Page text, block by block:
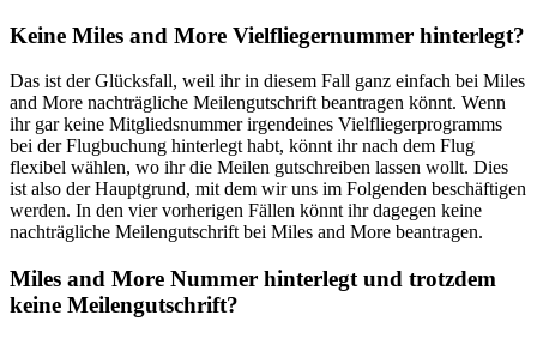
Keine Miles and More Vielfliegernummer hinterlegt?
Das ist der Glücksfall, weil ihr in diesem Fall ganz einfach bei Miles
and More nachträgliche Meilengutschrift beantragen könnt. Wenn
ihr gar keine Mitgliedsnummer irgendeines Vielfliegerprogramms
bei der Flugbuchung hinterlegt habt, könnt ihr nach dem Flug
flexibel wählen, wo ihr die Meilen gutschreiben lassen wollt. Dies
ist also der Hauptgrund, mit dem wir uns im Folgenden beschäftigen
werden. In den vier vorherigen Fällen könnt ihr dagegen keine
nachträgliche Meilengutschrift bei Miles and More beantragen.
Miles and More Nummer hinterlegt und trotzdem
keine Meilengutschrift?